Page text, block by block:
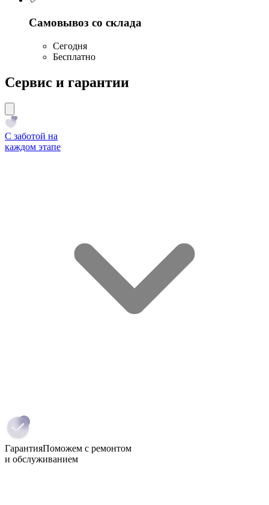
Самовывоз со склада
Сегодня
Бесплатно
Сервис и гарантии
С заботой на
каждом этапе
ГарантияПоможем с ремонтом
и обслуживанием